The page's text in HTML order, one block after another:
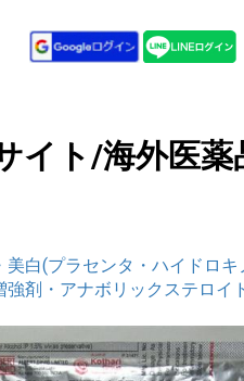
イト/海外医
美白(プラセンタ・ハイドロキ
強剤・アナボリックステロイ